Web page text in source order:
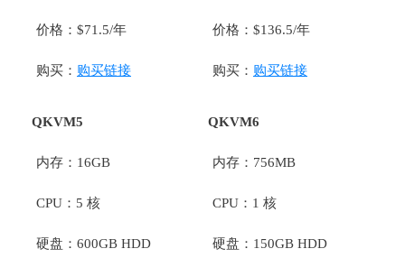
价格：$71.5/年
购买： 购买链接
价格：$136.5/年
购买： 购买链接
QKVM5
内存：16GB
CPU：5 核
硬盘：600GB HDD
QKVM6
内存：756MB
CPU：1 核
硬盘：150GB HDD